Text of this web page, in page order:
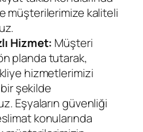
müşterilerimize kaliteli
Hizmet: Müşteri
planda tutarak,
hizmetlerimizi
şekilde
Eşyaların güvenliği
konularında